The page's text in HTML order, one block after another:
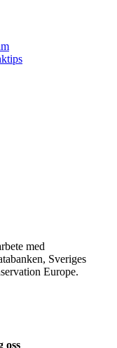
med
Sveriges
Europe.
oss